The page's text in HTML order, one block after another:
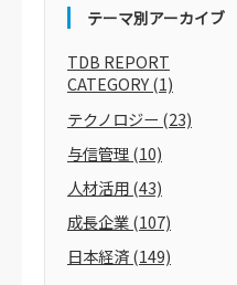
テーマ別アーカイブ
TDB REPORT
CATEGORY(1)
テクノロジー (23)
与信管理(10)
人材活用(43)
成長企業(107)
日本経済(149)